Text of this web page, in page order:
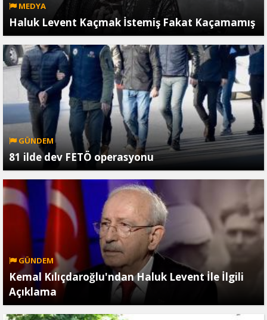
MEDYA
Haluk Levent Kaçmak İstemiş Fakat Kaçamamış
GÜNDEM
81 ilde dev FETÖ operasyonu
GÜNDEM
Kemal Kılıçdaroğlu'ndan Haluk Levent İle İlgili
Açıklama